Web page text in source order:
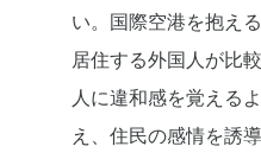
い。国際空港を抱え
居住する外国人が比
人に違和感を覚える
え、住民の感情を誘